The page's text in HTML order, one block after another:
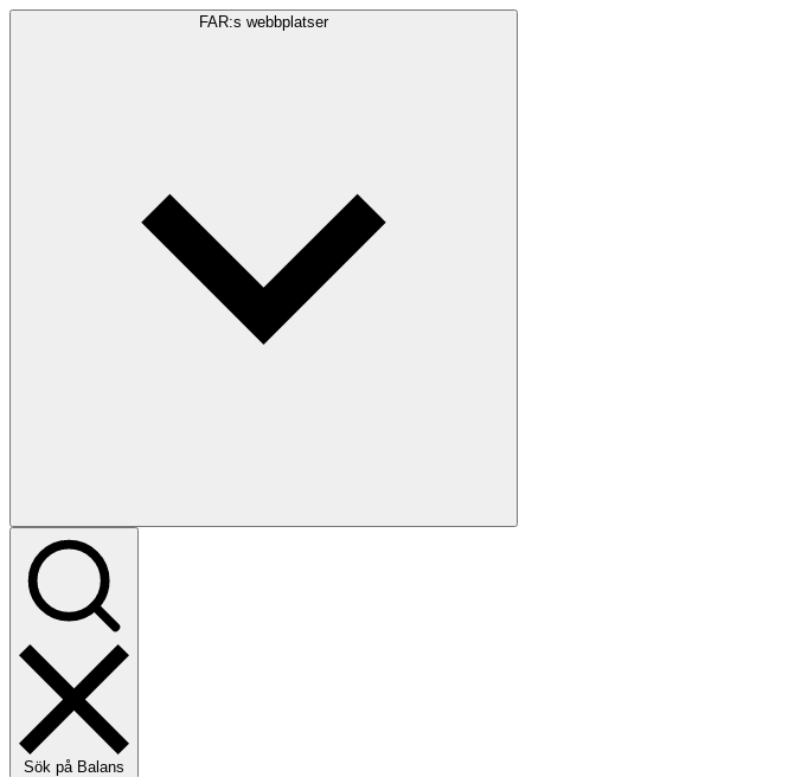
FAR:s webbplatser
Sök på Balans